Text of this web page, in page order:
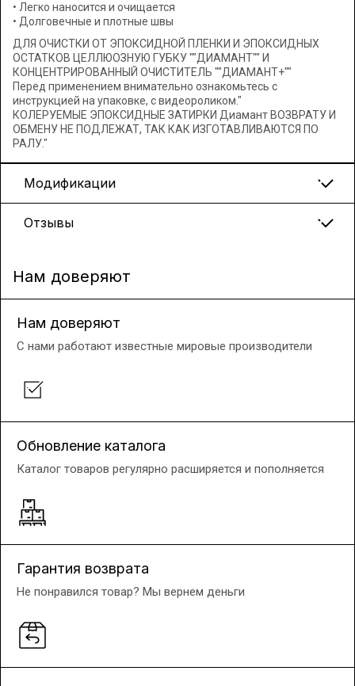
• Легко наносится и очищается
• Долговечные и плотные швы
ДЛЯ ОЧИСТКИ ОТ ЭПОКСИДНОЙ ПЛЕНКИ И ЭПОКСИДНЫХ
ОСТАТКОВ ЦЕЛЛЮОЗНУЮ ГУБКУ ""ДИАМАНТ"" И
КОНЦЕНТРИРОВАННЫЙ ОЧИСТИТЕЛЬ ""ДИАМАНТ+""
Перед применением внимательно ознакомьтесь с
инструкцией на упаковке, с видеороликом."
КОЛЕРУЕМЫЕ ЭПОКСИДНЫЕ ЗАТИРКИ Диамант ВОЗВРАТУ И
ОБМЕНУ НЕ ПОДЛЕЖАТ, ТАК КАК ИЗГОТАВЛИВАЮТСЯ ПО
РАЛУ."
Модификации
Отзывы
Нам доверяют
Нам доверяют
С нами работают известные мировые производители
Обновление каталога
Каталог товаров регулярно расширяется и пополняется
Гарантия возврата
Не понравился товар? Мы вернем деньги